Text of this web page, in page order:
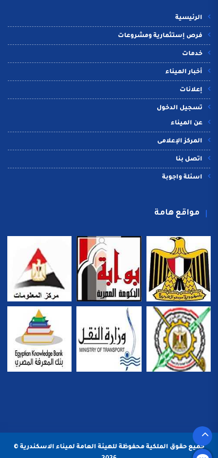
الرئيسية
فرص إستثمارية ومشروعات
خدمات
أخبار الميناء
إعلانات
تسجيل الدخول
عن الميناء
المركز الإعلامى
اتصل بنا
اسئلة واجوبة
مواقع هامة
جميع حقوق الملكية محفوظة للهيئة العامة لميناء الاسكندرية ©